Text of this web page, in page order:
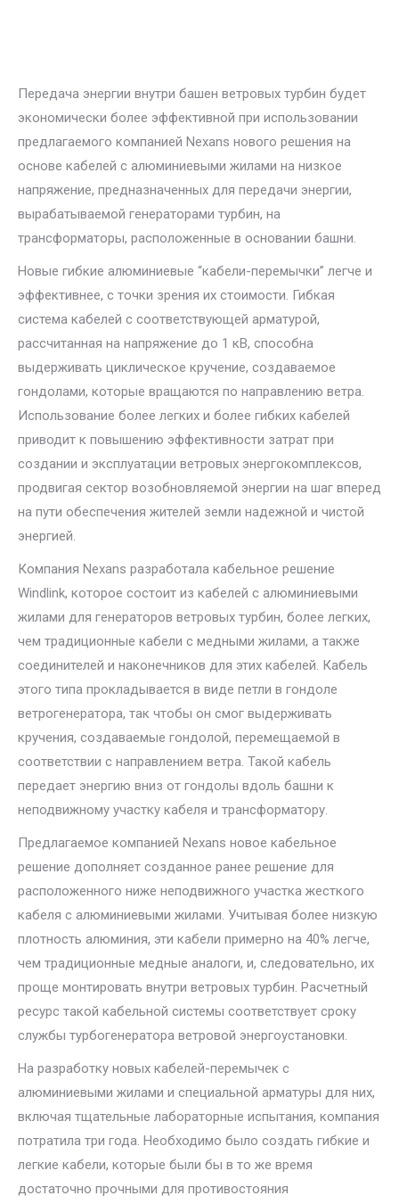
Передача энергии внутри башен ветровых турбин будет
экономически более эффективной при использовании
предлагаемого компанией Nexans нового решения на
основе кабелей с алюминиевыми жилами на низкое
напряжение, предназначенных для передачи энергии,
вырабатываемой генераторами турбин, на
трансформаторы, расположенные в основании башни.
Новые гибкие алюминиевые “кабели-перемычки” легче и
эффективнее, с точки зрения их стоимости. Гибкая
система кабелей с соответствующей арматурой,
рассчитанная на напряжение до 1 кВ, способна
выдерживать циклическое кручение, создаваемое
гондолами, которые вращаются по направлению ветра.
Использование более легких и более гибких кабелей
приводит к повышению эффективности затрат при
создании и эксплуатации ветровых энергокомплексов,
продвигая сектор возобновляемой энергии на шаг вперед
на пути обеспечения жителей земли надежной и чистой
энергией.
Компания Nexans разработала кабельное решение
Windlink, которое состоит из кабелей с алюминиевыми
жилами для генераторов ветровых турбин, более легких,
чем традиционные кабели с медными жилами, а также
соединителей и наконечников для этих кабелей. Кабель
этого типа прокладывается в виде петли в гондоле
ветрогенератора, так чтобы он смог выдерживать
кручения, создаваемые гондолой, перемещаемой в
соответствии с направлением ветра. Такой кабель
передает энергию вниз от гондолы вдоль башни к
неподвижному участку кабеля и трансформатору.
Предлагаемое компанией Nexans новое кабельное
решение дополняет созданное ранее решение для
расположенного ниже неподвижного участка жесткого
кабеля с алюминиевыми жилами. Учитывая более низкую
плотность алюминия, эти кабели примерно на 40% легче,
чем традиционные медные аналоги, и, следовательно, их
проще монтировать внутри ветровых турбин. Расчетный
ресурс такой кабельной системы соответствует сроку
службы турбогенератора ветровой энергоустановки.
На разработку новых кабелей-перемычек с
алюминиевыми жилами и специальной арматуры для них,
включая тщательные лабораторные испытания, компания
потратила три года. Необходимо было создать гибкие и
легкие кабели, которые были бы в то же время
достаточно прочными для противостояния